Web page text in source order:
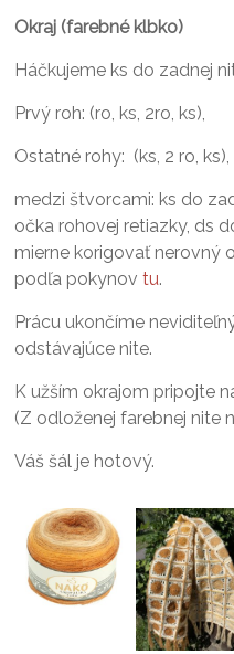
Okraj (farebné klbko)
Háčkujeme ks do zadnej
Prvý roh: (ro, ks, 2ro, ks),
Ostatné rohy: (ks, 2 ro, ks),
medzi štvorcami: ks do
očka rohovej retiazky, ds
mierne korigovať nerovný
podľa pokynovtu.
Prácu ukončíme
odstávajúce nite.
K užším okrajom pripojte
(Z odloženej farebnej nite
Váš šál je hotový.